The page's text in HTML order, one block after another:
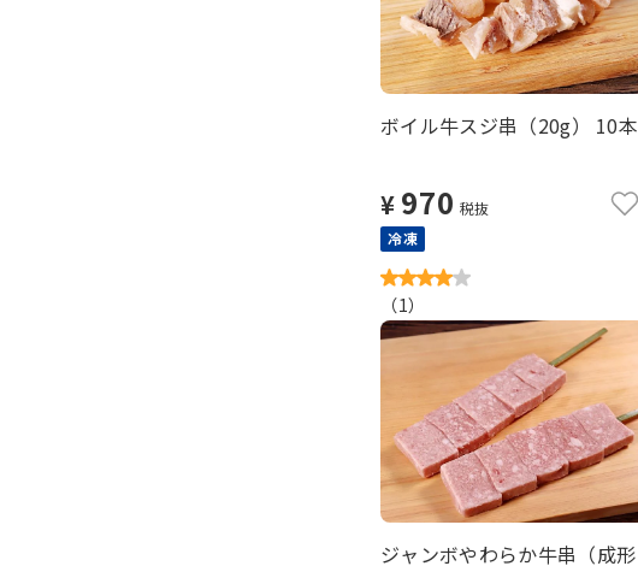
ボイル牛スジ串（20g） 10本
¥ 970 税抜
冷凍
（1）
ジャンボやわらか牛串（成形